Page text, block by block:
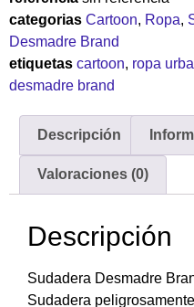
categorias Cartoon, Ropa,
Desmadre Brand
etiquetas cartoon, ropa
desmadre brand
Descripción
Valoraciones (0)
Descripción
Sudadera Desmadre
Sudadera